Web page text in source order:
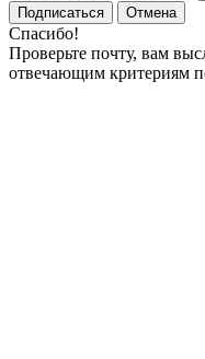
Подписаться
Отмена
Спасибо!
Проверьте почту, вам
отвечающим критериям